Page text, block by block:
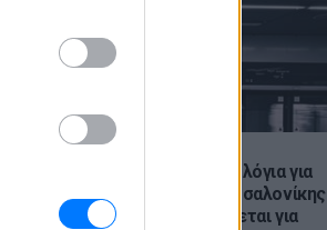
ΕΙΔΗΣΕΙΣ
Απόψε τα δοκιμαστικά δρομολόγια για
την επέκταση του Μετρό Θεσσαλονίκης
προς Καλαμαριά - Τι προβλέπεται για